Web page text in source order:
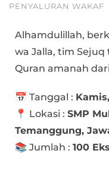
PENYALURAN WAKAF
Alhamdulillah,
wa Jalla, tim
Quran amanah
📅 Tanggal :
📍 Lokasi : SMP
Temanggung,
📚 Jumlah : 100